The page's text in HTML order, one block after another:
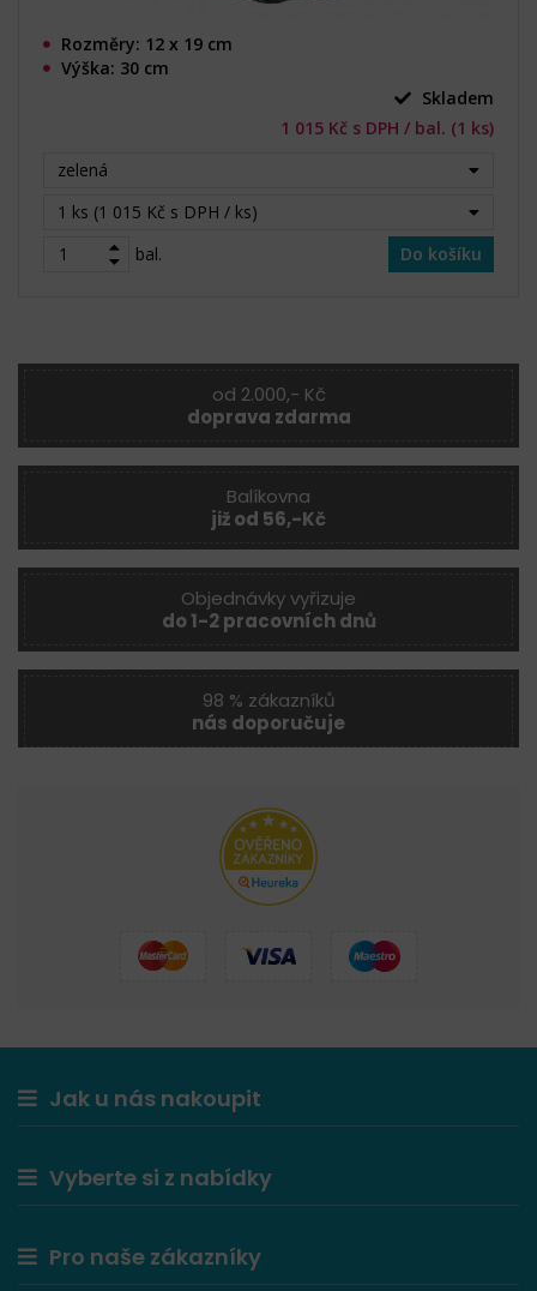
Rozměry: 12 x 19 cm
Výška: 30 cm
Skladem
1 015 Kč s DPH / bal. (1 ks)
zelená
1 ks (1 015 Kč s DPH / ks)
bal.
Do košíku
od 2.000,- Kč
doprava zdarma
Balíkovna
již od 56,-Kč
Objednávky vyřizuje
do 1-2 pracovních dnů
98 % zákazníků
nás doporučuje
Jak u nás nakoupit
Vyberte si z nabídky
Pro naše zákazníky